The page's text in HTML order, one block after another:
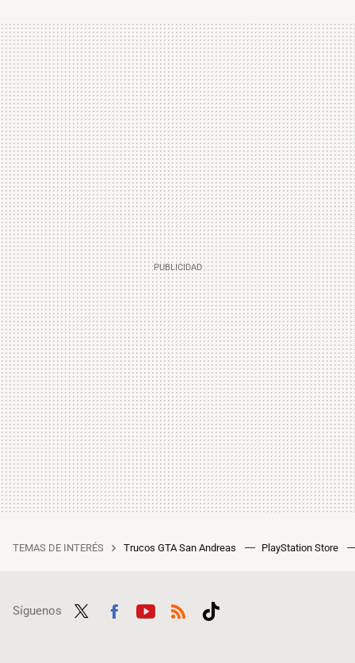
TEMAS DE INTERÉS Trucos GTA San Andreas PlayStation Store
Síguenos